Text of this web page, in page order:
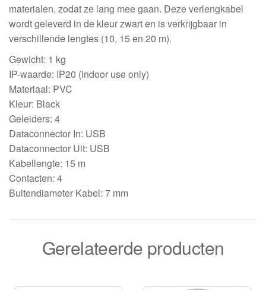
materialen, zodat ze lang mee gaan. Deze verlengkabel
wordt geleverd in de kleur zwart en is verkrijgbaar in
verschillende lengtes (10, 15 en 20 m).
Gewicht: 1 kg
IP-waarde: IP20 (indoor use only)
Materiaal: PVC
Kleur: Black
Geleiders: 4
Dataconnector In: USB
Dataconnector Uit: USB
Kabellengte: 15 m
Contacten: 4
Buitendiameter Kabel: 7 mm
Gerelateerde producten